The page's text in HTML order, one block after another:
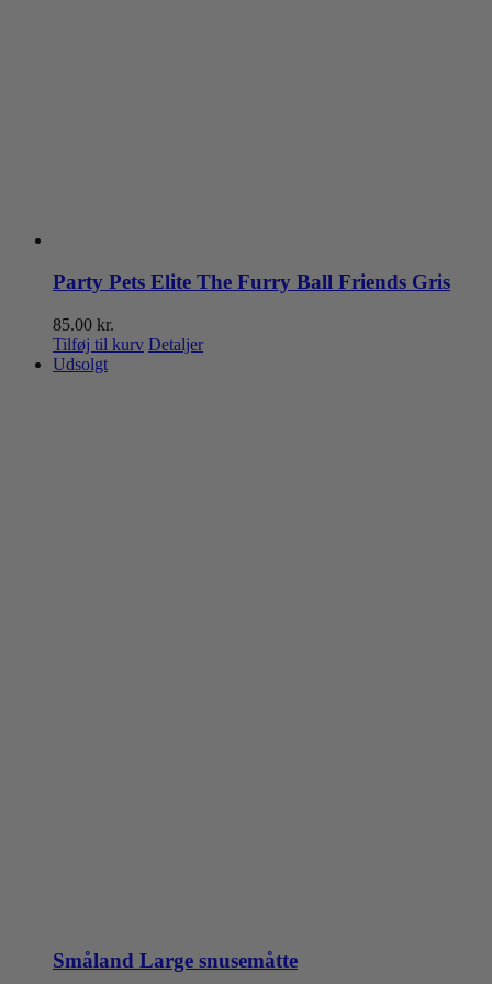
Party Pets Elite The Furry Ball Friends Gris
85.00 kr.
Tilføj til kurv Detaljer
Udsolgt
Småland Large snusemåtte